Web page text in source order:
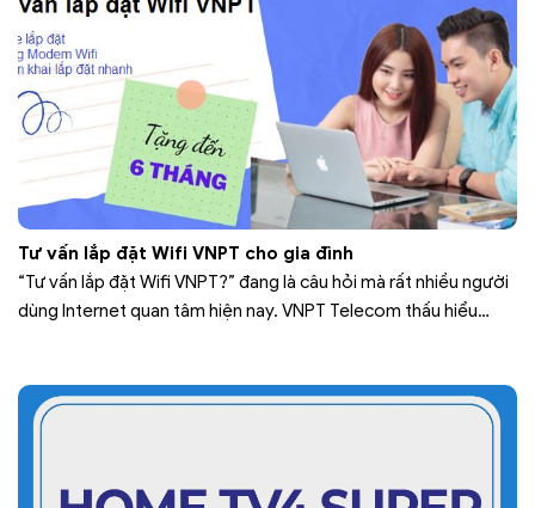
Tư vấn lắp đặt Wifi VNPT cho gia đình
“Tư vấn lắp đặt Wifi VNPT?” đang là câu hỏi mà rất nhiều người
dùng Internet quan tâm hiện nay. VNPT Telecom thấu hiểu
mức giá…